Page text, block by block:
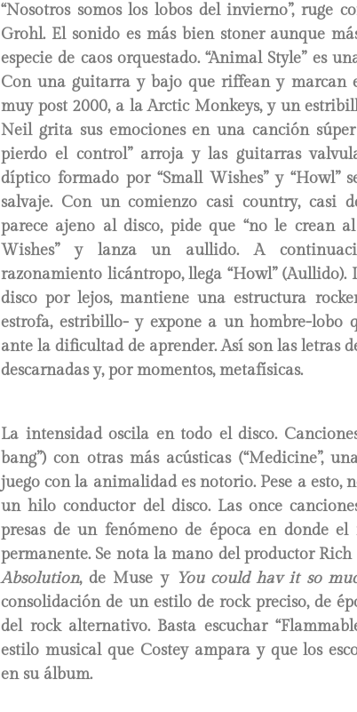
“Nosotros somos los lobos del invierno”, ruge
Grohl. El sonido es más bien stoner aunque
especie de caos orquestado. “Animal Style” es
Con una guitarra y bajo que riffean y marcan
muy post 2000, a la Arctic Monkeys, y un
Neil grita sus emociones en una canción
pierdo el control” arroja y las guitarras
díptico formado por “Small Wishes” y “Howl”
salvaje. Con un comienzo casi country, casi
parece ajeno al disco, pide que “no le crean
Wishes” y lanza un aullido. A
razonamiento licántropo, llega “Howl”
disco por lejos, mantiene una estructura
estrofa, estribillo- y expone a un hombre-lobo
ante la dificultad de aprender. Así son las letras
descarnadas y, por momentos, metafísicas.
La intensidad oscila en todo el disco.
bang”) con otras más acústicas (“Medicine”,
juego con la animalidad es notorio. Pese a esto,
un hilo conductor del disco. Las once
presas de un fenómeno de época en donde
permanente. Se nota la mano del productor
Absolution, de Muse y You could hav it so
consolidación de un estilo de rock preciso, de
del rock alternativo. Basta escuchar
estilo musical que Costey ampara y que los
en su álbum.